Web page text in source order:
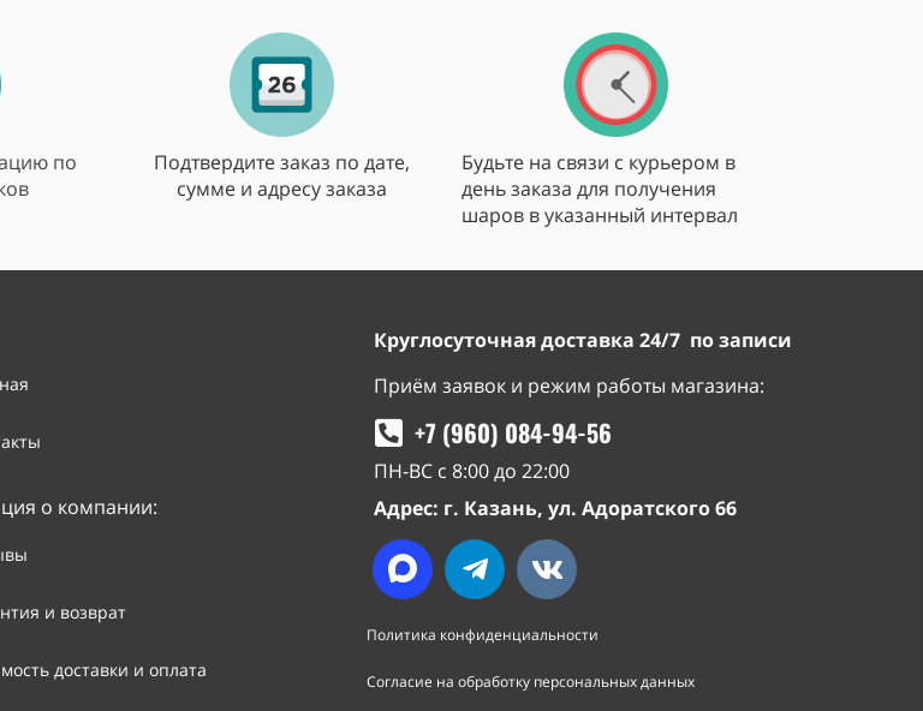
по
Подтвердите заказ по дате,
сумме и адресу заказа
Будьте на связи с курьером в
день заказа для получения
шаров в указанный интервал
о компании:
и возврат
доставки и оплата
Круглосуточная доставка 24/7 по записи
Приём заявок и режим работы магазина:
+7 (960) 084-94-56
ПН-ВС с 8:00 до 22:00
Адрес: г. Казань, ул. Адоратского 66
Политика конфиденциальности
Согласие на обработку персональных данных